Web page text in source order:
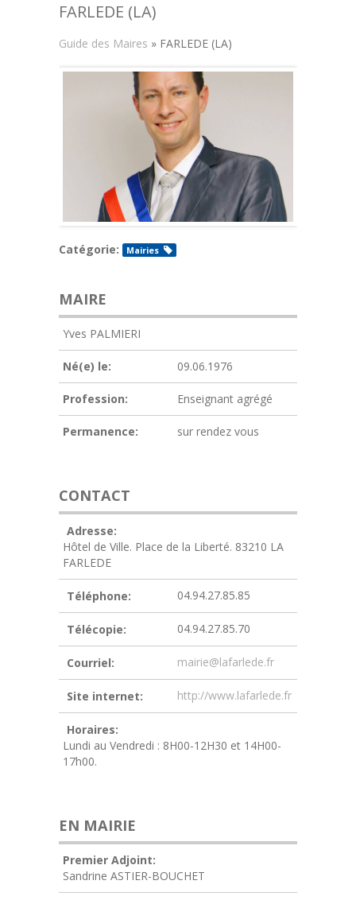
FARLEDE (LA)
Guide des Maires » FARLEDE (LA)
Catégorie: Mairies
MAIRE
Yves PALMIERI
Né(e) le: 09.06.1976
Profession: Enseignant agrégé
Permanence: sur rendez vous
CONTACT
Adresse:
Hôtel de Ville. Place de la Liberté. 83210 LA
FARLEDE
Téléphone: 04.94.27.85.85
Télécopie: 04.94.27.85.70
Courriel: mairie@lafarlede.fr
Site internet: http://www.lafarlede.fr
Horaires:
Lundi au Vendredi : 8H00-12H30 et 14H00-
17h00.
EN MAIRIE
Premier Adjoint:
Sandrine ASTIER-BOUCHET